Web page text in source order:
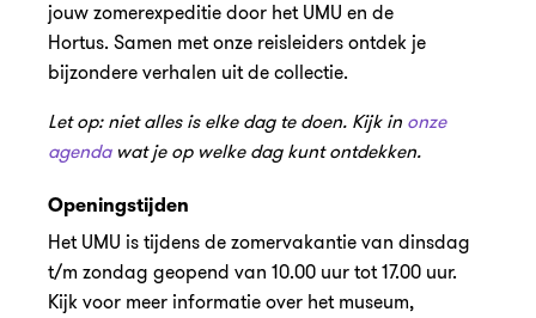
jouw zomerexpeditie door het UMU en de
Hortus. Samen met onze reisleiders ontdek je
bijzondere verhalen uit de collectie.
Let op: niet alles is elke dag te doen. Kijk in onze
agendawat je op welke dag kunt ontdekken.
Openingstijden
Het UMU is tijdens de zomervakantie van dinsdag
t/m zondag geopend van 10.00 uur tot 17.00 uur.
Kijk voor meer informatie over het museum,